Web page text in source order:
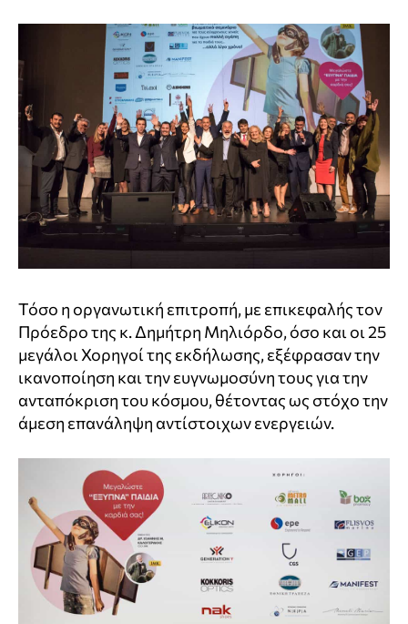
Τόσο η οργανωτική επιτροπή, με επικεφαλής τον
Πρόεδρο της κ. Δημήτρη Μηλιόρδο, όσο και οι 25
μεγάλοι Χορηγοί της εκδήλωσης, εξέφρασαν την
ικανοποίηση και την ευγνωμοσύνη τους για την
ανταπόκριση του κόσμου, θέτοντας ως στόχο την
άμεση επανάληψη αντίστοιχων ενεργειών.